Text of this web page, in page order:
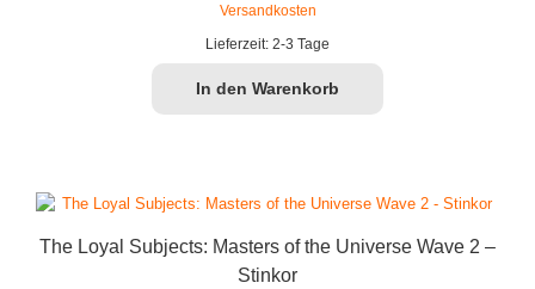
€19,90
Versandkosten
Lieferzeit: 2-3 Tage
In den Warenkorb
The Loyal Subjects: Masters of the Universe Wave 2 –
Stinkor